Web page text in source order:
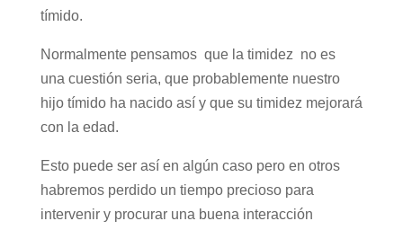
tímido.
Normalmente pensamos que la timidez no es
una cuestión seria, que probablemente nuestro
hijo tímido ha nacido así y que su timidez mejorará
con la edad.
Esto puede ser así en algún caso pero en otros
habremos perdido un tiempo precioso para
intervenir y procurar una buena interacción